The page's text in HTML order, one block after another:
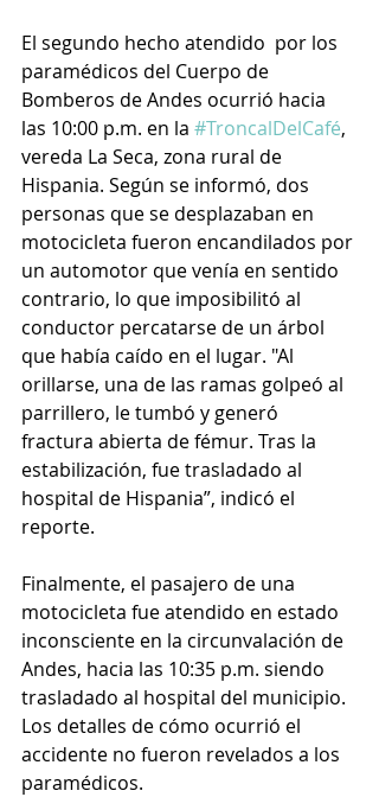
El segundo hecho atendido  por los
paramédicos del Cuerpo de
Bomberos de Andes ocurrió hacia
las 10:00 p.m. en la #TroncalDelCafé,
vereda La Seca, zona rural de
Hispania. Según se informó, dos
personas que se desplazaban en
motocicleta fueron encandilados por
un automotor que venía en sentido
contrario, lo que imposibilitó al
conductor percatarse de un árbol
que había caído en el lugar. "Al
orillarse, una de las ramas golpeó al
parrillero, le tumbó y generó
fractura abierta de fémur. Tras la
estabilización, fue trasladado al
hospital de Hispania”, indicó el
reporte.
Finalmente, el pasajero de una
motocicleta fue atendido en estado
inconsciente en la circunvalación de
Andes, hacia las 10:35 p.m. siendo
trasladado al hospital del municipio.
Los detalles de cómo ocurrió el
accidente no fueron revelados a los
paramédicos.